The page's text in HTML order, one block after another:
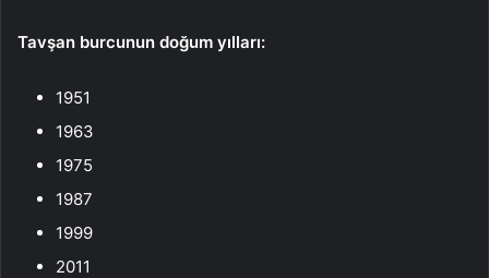
Tavşan burcunun doğum yılları:
1951
1963
1975
1987
1999
2011